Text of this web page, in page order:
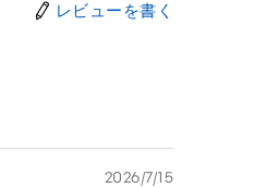
レビューを書く
2026/7/15